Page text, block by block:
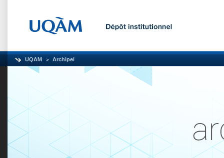
UQAM Archipel